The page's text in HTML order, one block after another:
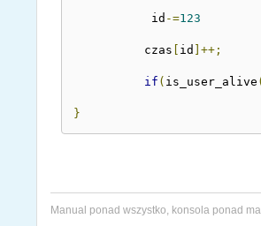
           id
-=123
          czas
id ]++;
if ( is_user_alive (
}
Manual ponad wszystko, konsola ponad